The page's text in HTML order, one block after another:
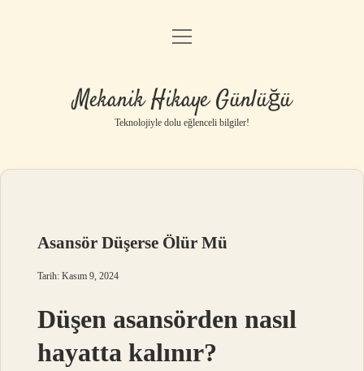
Anasayfa
Yasal Uyarı
menüyü
Mekanik Hikaye Günlüğü
Teknolojiyle dolu eğlenceli bilgiler!
Asansör Düşerse Ölür Mü
Tarih: Kasım 9, 2024
Düşen asansörden nasıl
hayatta kalınır?